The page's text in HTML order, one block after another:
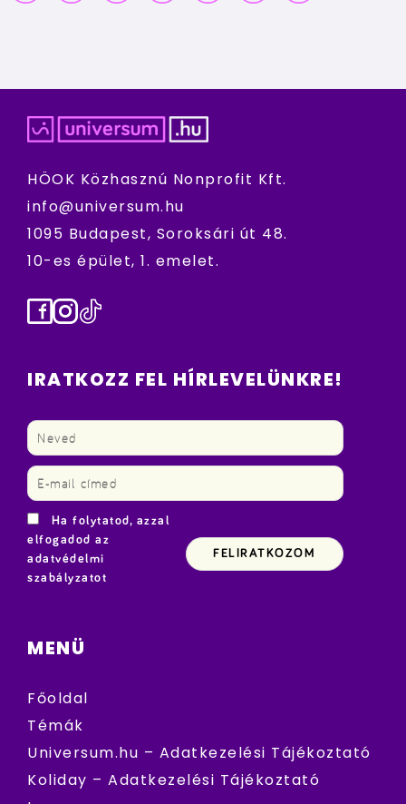
HÖOK Közhasznú Nonprofit Kft.
info@universum.hu
1095 Budapest, Soroksári út 48.
10-es épület, 1. emelet.
Facebook
Instagram
TikTok
IRATKOZZ FEL HÍRLEVELÜNKRE!
Ha folytatod, azzal
elfogadod az
adatvédelmi
szabályzatot
MENÜ
Főoldal
Témák
Universum.hu – Adatkezelési Tájékoztató
Koliday – Adatkezelési Tájékoztató